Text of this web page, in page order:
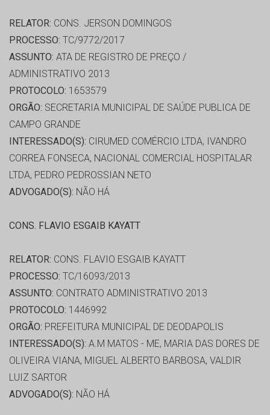
RELATOR: CONS. JERSON DOMINGOS
PROCESSO: TC/9772/2017
ASSUNTO: ATA DE REGISTRO DE PREÇO /
ADMINISTRATIVO 2013
PROTOCOLO: 1653579
ORGÃO: SECRETARIA MUNICIPAL DE SAÚDE PUBLICA DE
CAMPO GRANDE
INTERESSADO(S): CIRUMED COMÉRCIO LTDA, IVANDRO
CORREA FONSECA, NACIONAL COMERCIAL HOSPITALAR
LTDA, PEDRO PEDROSSIAN NETO
ADVOGADO(S): NÃO HÁ
CONS. FLAVIO ESGAIB KAYATT
RELATOR: CONS. FLAVIO ESGAIB KAYATT
PROCESSO: TC/16093/2013
ASSUNTO: CONTRATO ADMINISTRATIVO 2013
PROTOCOLO: 1446992
ORGÃO: PREFEITURA MUNICIPAL DE DEODAPOLIS
INTERESSADO(S): A.M MATOS - ME, MARIA DAS DORES DE
OLIVEIRA VIANA, MIGUEL ALBERTO BARBOSA, VALDIR
LUIZ SARTOR
ADVOGADO(S): NÃO HÁ